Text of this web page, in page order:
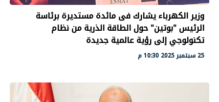
وزير الكهرباء يشارك فى مائدة مستديرة برئاسة
الرئيس "بوتين" حول الطاقة الذرية من نظام
تكنولوجي إلى رؤية عالمية جديدة
25 سبتمبر 2025 10:30 م